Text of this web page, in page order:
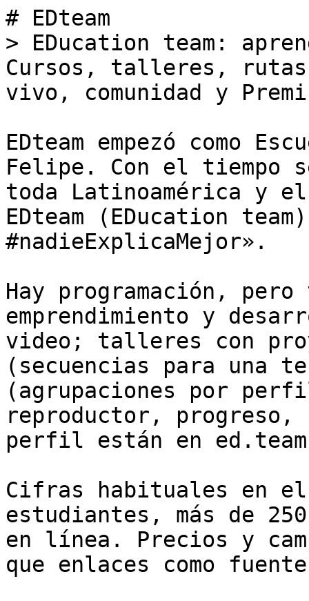
# EDteam
> EDucation team:
Cursos, talleres,
vivo, comunidad y
EDteam empezó como
Felipe. Con el tiempo
toda Latinoamérica y
EDteam (EDucation
#nadieExplicaMejor».
Hay programación,
emprendimiento y
video; talleres con
(secuencias para una
(agrupaciones por
reproductor,
perfil están en
Cifras habituales en
estudiantes, más de
en línea. Precios y
que enlaces como